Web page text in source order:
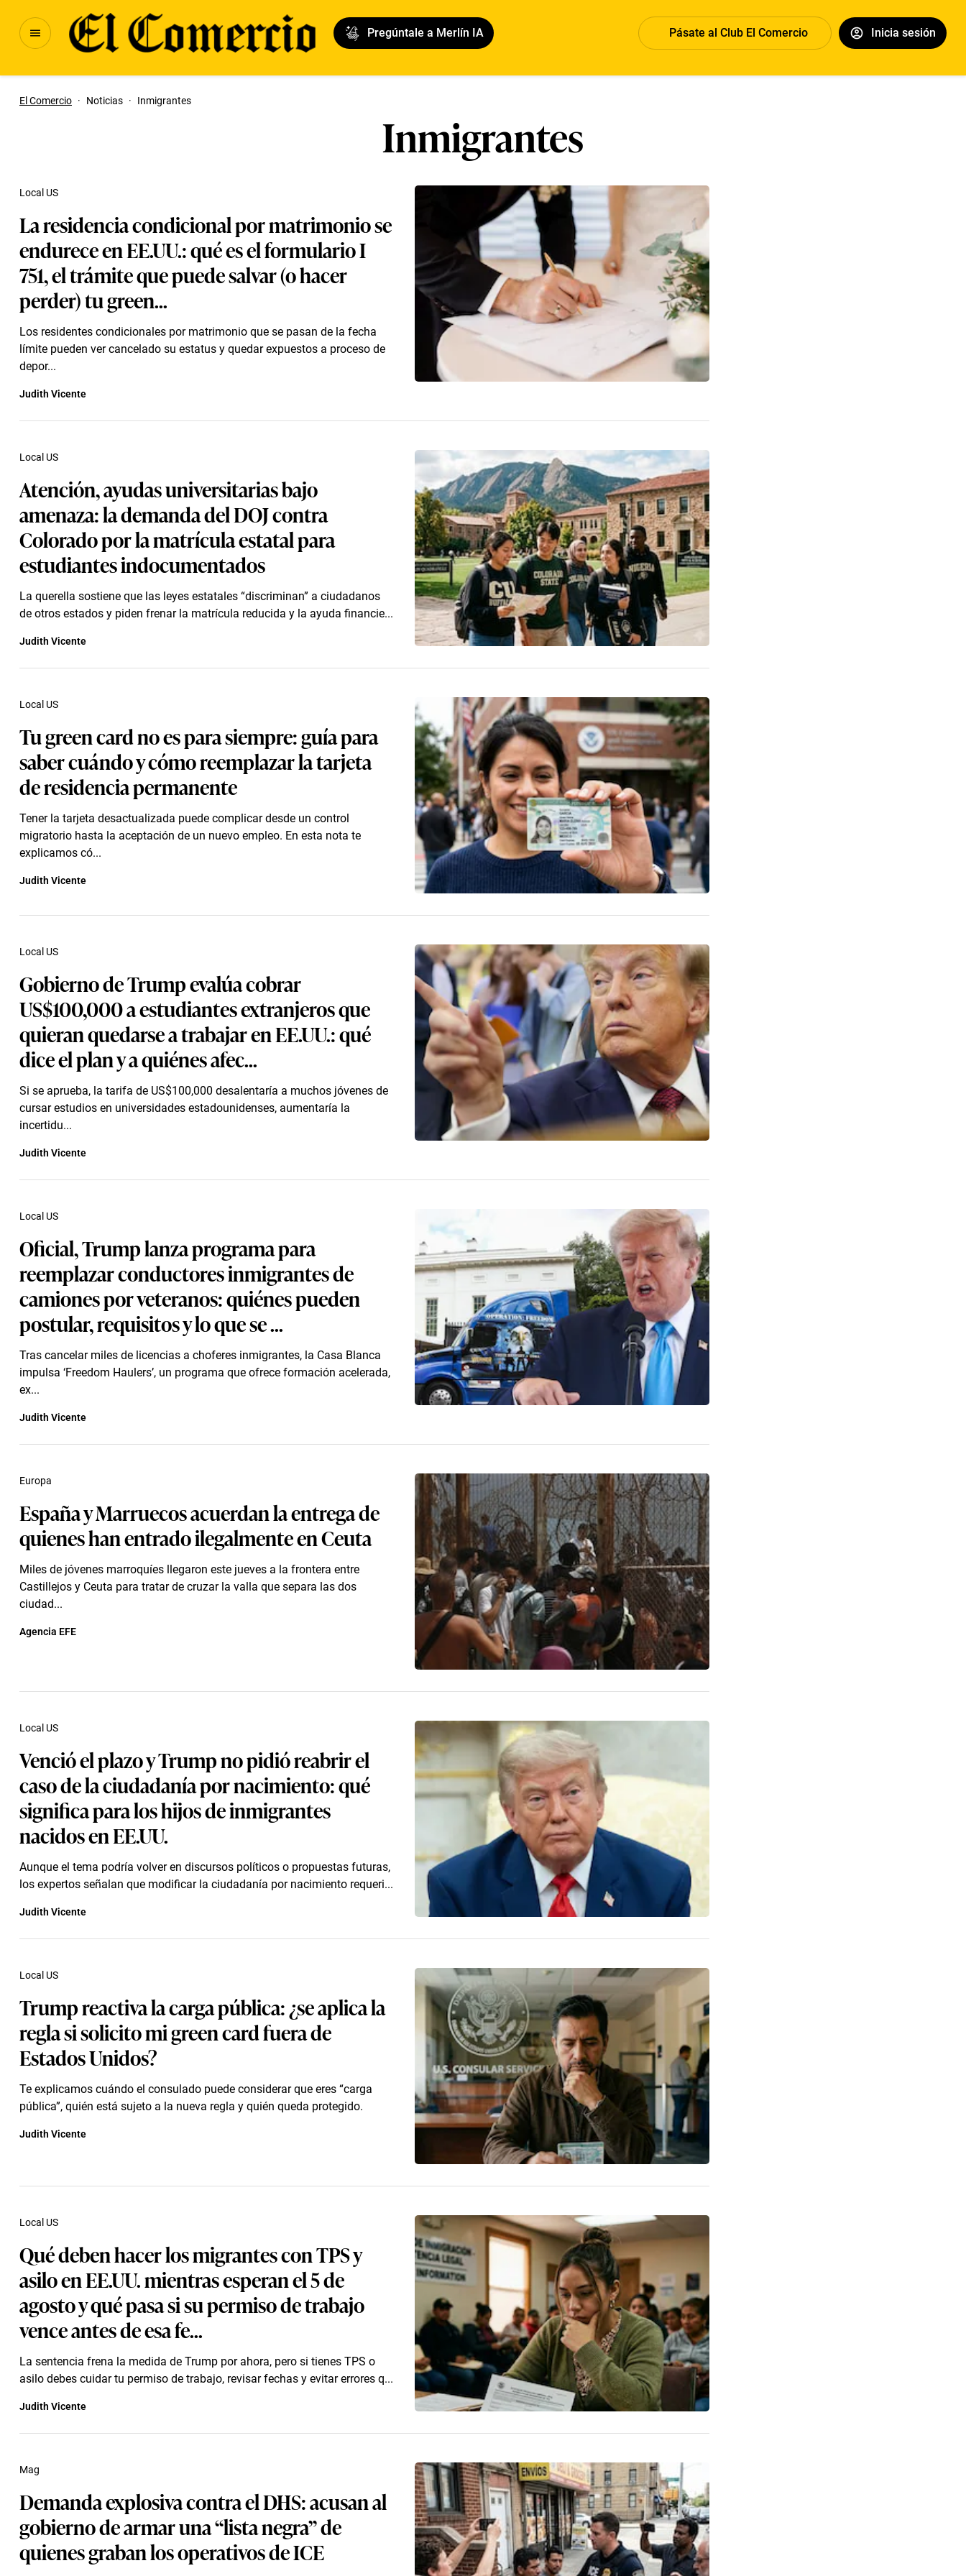
Pregúntale a Merlín IA Pásate al Club El Comercio Inicia sesión
El Comercio · Noticias · Inmigrantes
Inmigrantes
La residencia condicional por matrimonio se
endurece en EE.UU.: qué es el formulario I
751, el trámite que puede salvar (o hacer
perder) tu green...
Los residentes condicionales por matrimonio que se pasan de la fecha
límite pueden ver cancelado su estatus y quedar expuestos a proceso de
depor...
Local US
Judith Vicente
Atención, ayudas universitarias bajo
amenaza: la demanda del DOJ contra
Colorado por la matrícula estatal para
estudiantes indocumentados
La querella sostiene que las leyes estatales “discriminan” a ciudadanos
de otros estados y piden frenar la matrícula reducida y la ayuda financie...
Local US
Judith Vicente
Tu green card no es para siempre: guía para
saber cuándo y cómo reemplazar la tarjeta
de residencia permanente
Tener la tarjeta desactualizada puede complicar desde un control
migratorio hasta la aceptación de un nuevo empleo. En esta nota te
explicamos có...
Local US
Judith Vicente
Gobierno de Trump evalúa cobrar
US$100,000 a estudiantes extranjeros que
quieran quedarse a trabajar en EE.UU.: qué
dice el plan y a quiénes afec...
Si se aprueba, la tarifa de US$100,000 desalentaría a muchos jóvenes de
cursar estudios en universidades estadounidenses, aumentaría la
incertidu...
Local US
Judith Vicente
Oficial, Trump lanza programa para
reemplazar conductores inmigrantes de
camiones por veteranos: quiénes pueden
postular, requisitos y lo que se ...
Tras cancelar miles de licencias a choferes inmigrantes, la Casa Blanca
impulsa ‘Freedom Haulers’, un programa que ofrece formación acelerada,
ex...
Local US
Judith Vicente
España y Marruecos acuerdan la entrega de
quienes han entrado ilegalmente en Ceuta
Miles de jóvenes marroquíes llegaron este jueves a la frontera entre
Castillejos y Ceuta para tratar de cruzar la valla que separa las dos
ciudad...
Europa
Agencia EFE
Venció el plazo y Trump no pidió reabrir el
caso de la ciudadanía por nacimiento: qué
significa para los hijos de inmigrantes
nacidos en EE.UU.
Aunque el tema podría volver en discursos políticos o propuestas futuras,
los expertos señalan que modificar la ciudadanía por nacimiento requeri...
Local US
Judith Vicente
Trump reactiva la carga pública: ¿se aplica la
regla si solicito mi green card fuera de
Estados Unidos?
Te explicamos cuándo el consulado puede considerar que eres “carga
pública”, quién está sujeto a la nueva regla y quién queda protegido.
Local US
Judith Vicente
Qué deben hacer los migrantes con TPS y
asilo en EE.UU. mientras esperan el 5 de
agosto y qué pasa si su permiso de trabajo
vence antes de esa fe...
La sentencia frena la medida de Trump por ahora, pero si tienes TPS o
asilo debes cuidar tu permiso de trabajo, revisar fechas y evitar errores q...
Local US
Judith Vicente
Demanda explosiva contra el DHS: acusan al
gobierno de armar una “lista negra” de
quienes graban los operativos de ICE
Mag